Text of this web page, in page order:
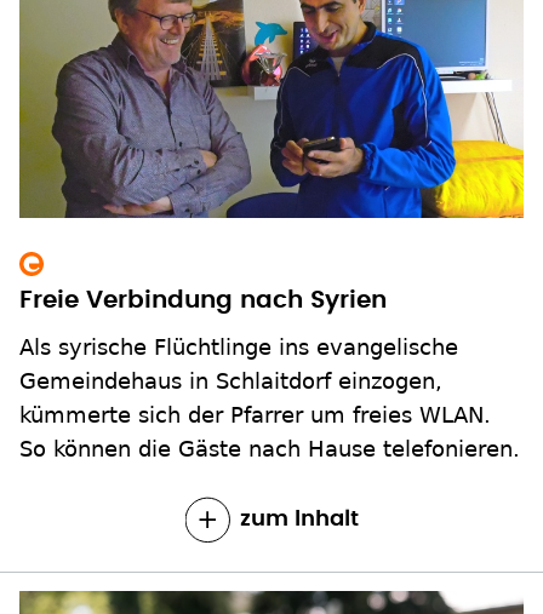
Freie Verbindung nach Syrien
Als syrische Flüchtlinge ins evangelische
Gemeindehaus in Schlaitdorf einzogen,
kümmerte sich der Pfarrer um freies WLAN.
So können die Gäste nach Hause telefonieren.
zum Inhalt